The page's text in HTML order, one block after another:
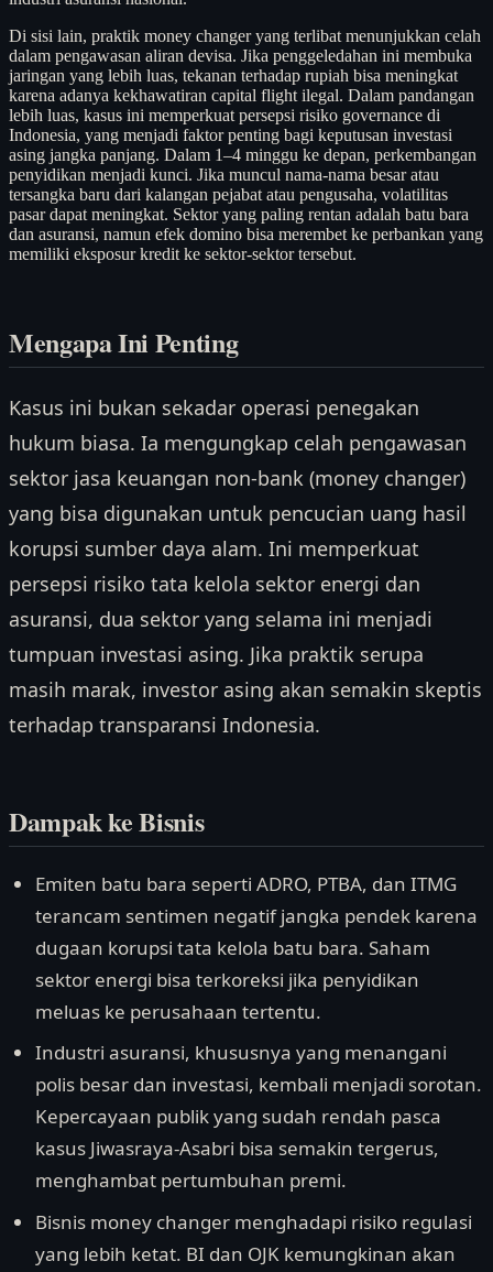
Di sisi lain, praktik money changer yang terlibat menunjukkan celah
dalam pengawasan aliran devisa. Jika penggeledahan ini membuka
jaringan yang lebih luas, tekanan terhadap rupiah bisa meningkat
karena adanya kekhawatiran capital flight ilegal. Dalam pandangan
lebih luas, kasus ini memperkuat persepsi risiko governance di
Indonesia, yang menjadi faktor penting bagi keputusan investasi
asing jangka panjang. Dalam 1–4 minggu ke depan, perkembangan
penyidikan menjadi kunci. Jika muncul nama-nama besar atau
tersangka baru dari kalangan pejabat atau pengusaha, volatilitas
pasar dapat meningkat. Sektor yang paling rentan adalah batu bara
dan asuransi, namun efek domino bisa merembet ke perbankan yang
memiliki eksposur kredit ke sektor-sektor tersebut.
Mengapa Ini Penting
Kasus ini bukan sekadar operasi penegakan
hukum biasa. Ia mengungkap celah pengawasan
sektor jasa keuangan non-bank (money changer)
yang bisa digunakan untuk pencucian uang hasil
korupsi sumber daya alam. Ini memperkuat
persepsi risiko tata kelola sektor energi dan
asuransi, dua sektor yang selama ini menjadi
tumpuan investasi asing. Jika praktik serupa
masih marak, investor asing akan semakin skeptis
terhadap transparansi Indonesia.
Dampak ke Bisnis
Emiten batu bara seperti ADRO, PTBA, dan ITMG
terancam sentimen negatif jangka pendek karena
dugaan korupsi tata kelola batu bara. Saham
sektor energi bisa terkoreksi jika penyidikan
meluas ke perusahaan tertentu.
Industri asuransi, khususnya yang menangani
polis besar dan investasi, kembali menjadi sorotan.
Kepercayaan publik yang sudah rendah pasca
kasus Jiwasraya-Asabri bisa semakin tergerus,
menghambat pertumbuhan premi.
Bisnis money changer menghadapi risiko regulasi
yang lebih ketat. BI dan OJK kemungkinan akan